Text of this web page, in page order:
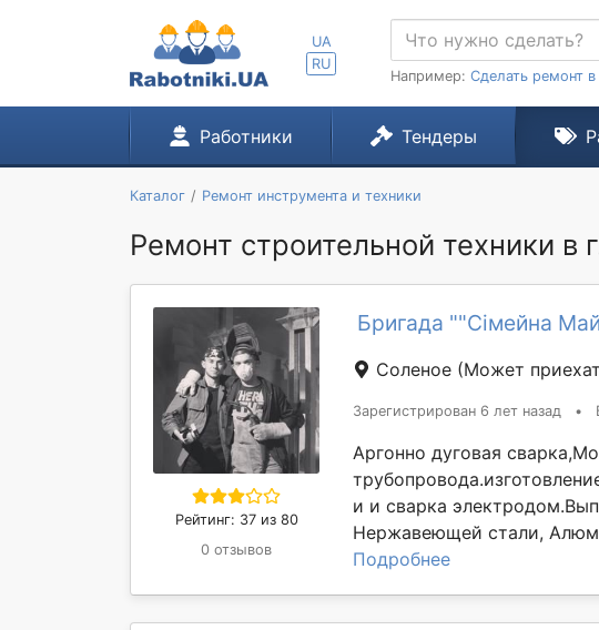
UA
RU
Например: Сделать ремонт в
Работники Тендеры
Каталог Ремонт инструмента и техники
Ремонт строительной техники в
Рейтинг: 37 из 80
0 отзывов
Бригада ""Сімейна
Соленое (Может
Зарегистрирован 6 лет назад •
Аргонно дуговая
и и сварка
Нержавеющей стали,
Подробнее